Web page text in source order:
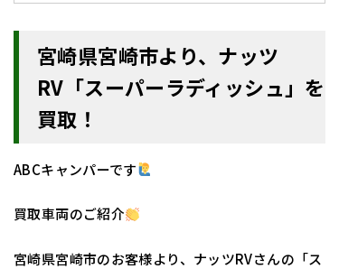
宮崎県宮崎市より、ナッツ
RV「スーパーラディッシュ」を
買取！
ABCキャンパーです
買取車両のご紹介
宮崎県宮崎市のお客様より、ナッツRVさんの「ス